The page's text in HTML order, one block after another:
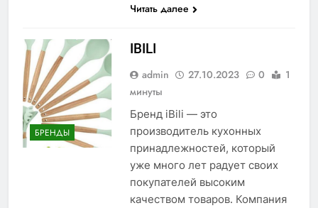
Читать далее
БРЕНДЫ
IBILI
admin 27.10.2023 0
1
минуты
Бренд iBili — это
производитель кухонных
принадлежностей, который
уже много лет радует своих
покупателей высоким
качеством товаров. Компания